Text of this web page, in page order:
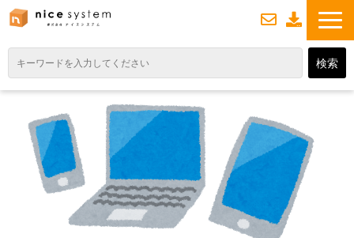
TOP
サービス紹介
業務DXソリューション
業務から探す
導入事例